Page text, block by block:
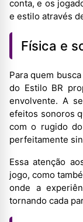
conta, e os
e estilo através
Física e
Para quem
do Estilo BR
envolvente. A
efeitos sonoros
com o rugido
perfeitamente
Essa atenção
jogo, como
onde a
tornando cada